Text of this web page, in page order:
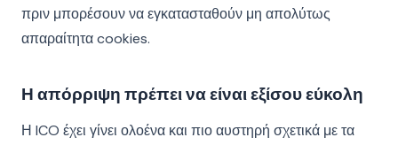
πριν μπορέσουν να εγκατασταθούν μη απολύτως
απαραίτητα cookies.
Η απόρριψη πρέπει να είναι εξίσου εύκολη
Η ICO έχει γίνει ολοένα και πιο αυστηρή σχετικά με τα